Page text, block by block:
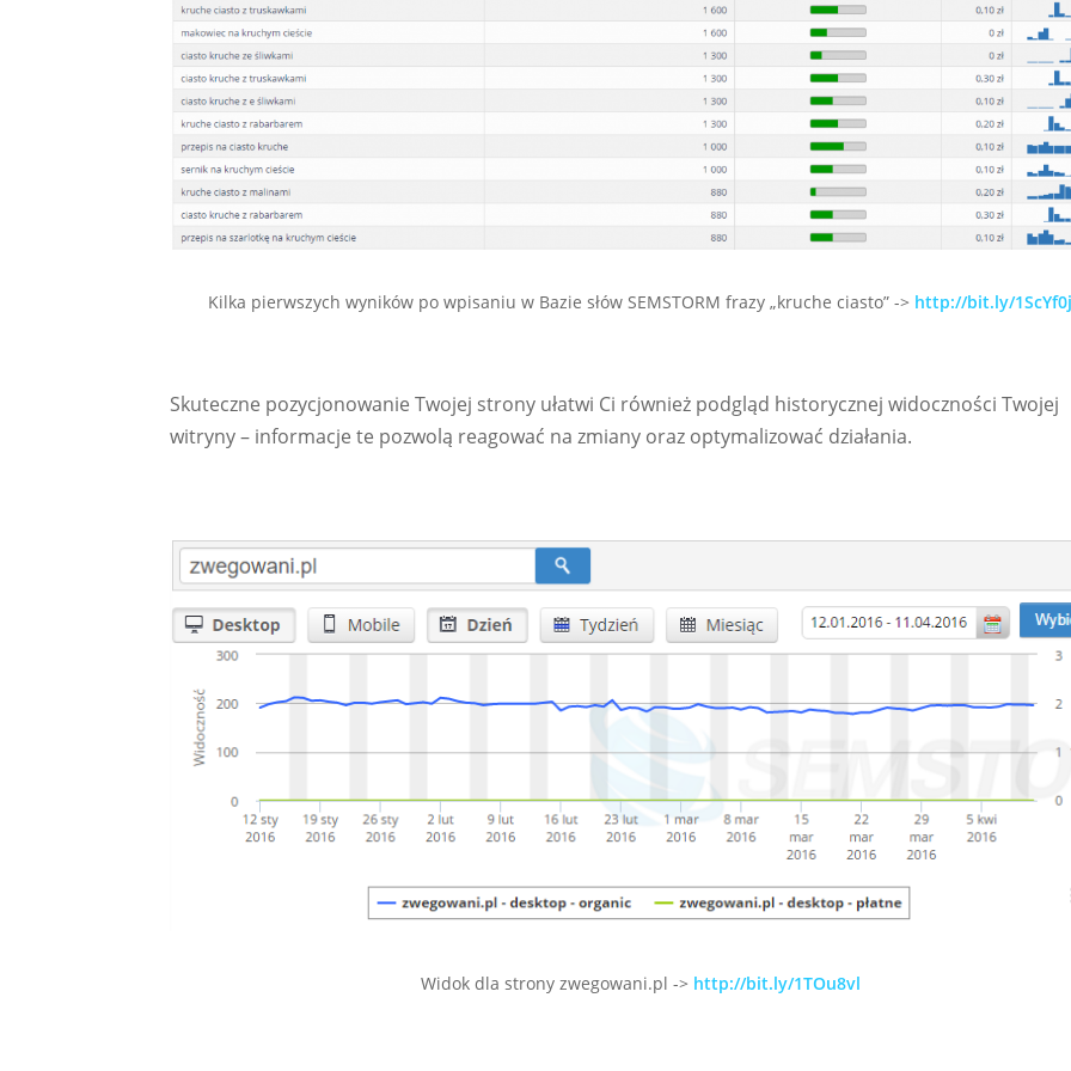
Kilka pierwszych wyników po wpisaniu w Bazie słów SEMSTORM frazy „kruche ciasto” -> http://bit.ly/
Skuteczne pozycjonowanie Twojej strony ułatwi Ci również podgląd historycznej widoczności Twojej
witryny – informacje te pozwolą reagować na zmiany oraz optymalizować działania.
Widok dla strony zwegowani.pl -> http://bit.ly/1TOu8vl